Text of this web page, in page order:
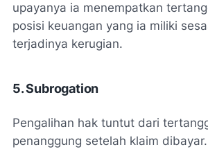
upayanya ia menempatkan
posisi keuangan yang ia miliki
terjadinya kerugian.
5. Subrogation
Pengalihan hak tuntut dari
penanggung setelah klaim dibayar.